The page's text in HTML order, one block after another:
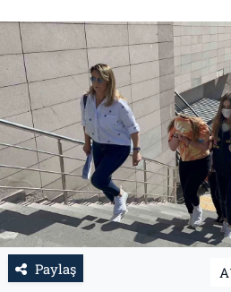
Paylaş A
Dergi
Tarih
Dergi
İletişim
Künye